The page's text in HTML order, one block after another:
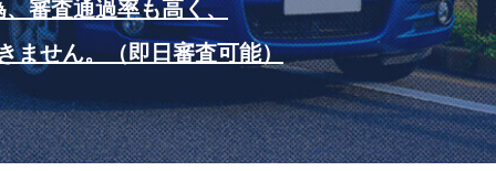
審査通過率も高く、
ません。（即日審査可能）